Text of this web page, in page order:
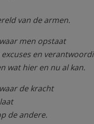
van de armen.
men opstaat
en
wat hier en nu al kan.
de kracht
de andere.